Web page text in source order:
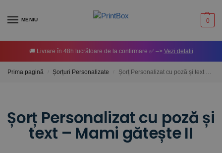
MENIU 0
🚚 Livrare în 48h lucrătoare de la confirmare ✅ –> Vezi detalii
Prima pagină Șorțuri Personalizate Șorț Personalizat cu poză și text – Mami gătește II
Șorț Personalizat cu poză și
text – Mami gătește II